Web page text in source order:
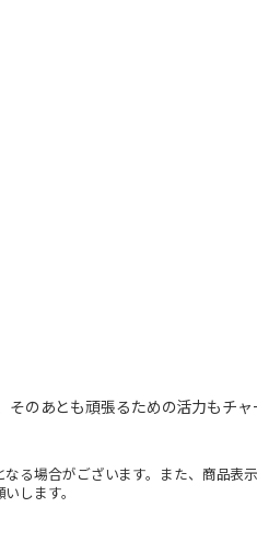
のあとも頑張るための活力もチ
る場合がございます。また、商品表
します。